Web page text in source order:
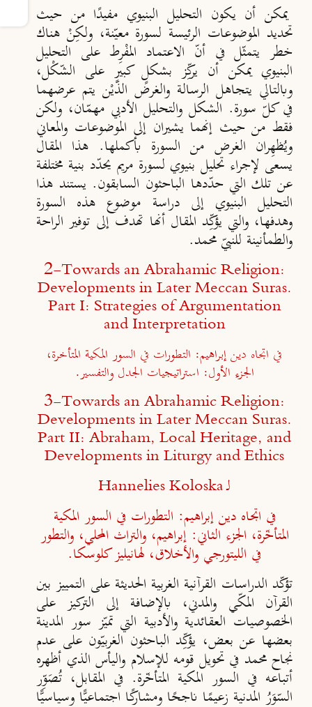
يمكن أن يكون التحليل البنيوي مفيدًا من حيث
تحديد الموضوعات الرئيسة لسورة معيّنة، ولكِنْ هناك
خطر يتمثّل في أنّ الاعتماد المفْرِط على التحليل
البنيوي يمكن أن يركِّز بشكلٍ كبيرٍ على الشّكْل،
وبالتالي يتجاهل الرسالة والغرض الذَيْن يتم عرضهما
في كلّ سورة. الشكل والتحليل الأدبي مهمّان، ولكن
فقط من حيث إنهما يشيران إلى الموضوعات والمعاني
ويُظهِران الغرض من السورة بأكملها. هذا المقال
يسعى لإجراء تحليل بنيوي لسورة مريم يحدّد بنية مختلفة
عن تلك التي حدّدها الباحثون السابقون. يستند هذا
التحليل البنيوي إلى دراسة موضوع هذه السورة
وهدفها، والتي يؤكِّد المقال أنها تهدف إلى توفير الراحة
والطمأنينة للنبيّ محمد.
2-Towards an Abrahamic Religion:
Developments in Later Meccan Suras.
Part I: Strategies of Argumentation
and Interpretation
في اتجاه دين إبراهيم: التطورات في السور المكية المتأخرة،
الجزء الأول: استراتيجيات الجدل والتفسير.
3-Towards an Abrahamic Religion:
Developments in Later Meccan Suras.
Part II: Abraham, Local Heritage, and
Developments in Liturgy and Ethics
لـHannelies Koloska
في اتجاه دين إبراهيم: التطورات في السور المكية
المتأخّرة، الجزء الثاني: إبراهيم، والتراث المحلي، والتطور
في الليتورجي والأخلاق، لهانيليز كلوسكا.
تؤكّد الدراسات القرآنية الغربية الحديثة على التمييز بين
القرآن المكّي والمدني، بالإضافة إلى التركيز على
الخصوصيات العقائدية والأدبية التي تميّز سور المدينة
بعضها عن بعض، يؤكِّد الباحثون الغربيّون على عدم
نجاح محمد في تحويل قومه للإسلام واليأس الذي أظهره
أتباعه في السور المكية المتأخّرة. في المقابل، تُصَوِّر
السّوَرُ المدنية زعيمًا ناجحًا ومشاركًا اجتماعيًّا وسياسيًّا